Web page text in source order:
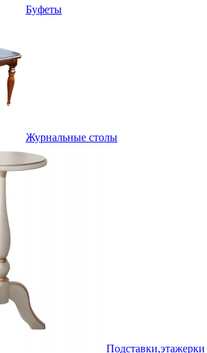
Буфеты
Журнальные столы
Подставки,этажерки